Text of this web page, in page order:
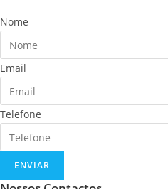
Nome
Email
Telefone
ENVIAR